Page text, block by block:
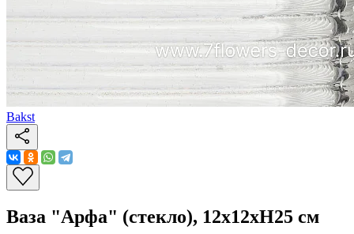
Bakst
Ваза "Арфа" (стекло), 12x12xH25 см